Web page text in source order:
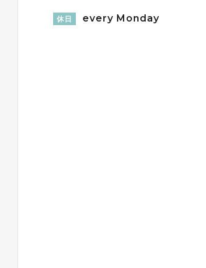
休日 every Monday